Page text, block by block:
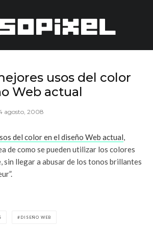
usos del color
Web actual
agosto, 2008
del color en el diseño Web actual,
de como se pueden utilizar los colores
sin llegar a abusar de los tonos brillantes
DISEÑO WEB